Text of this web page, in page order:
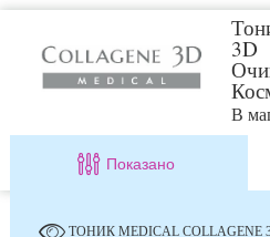
3D
В
Показано
ТОНИК MEDICAL COLLAGENE